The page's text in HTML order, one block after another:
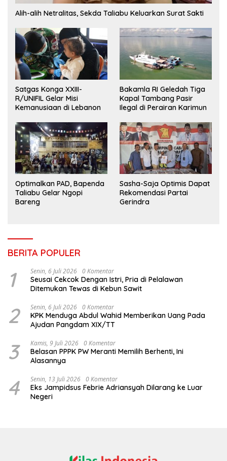
Alih-alih Netralitas, Sekda Taliabu Keluarkan Surat Sakti
Satgas Konga XXIII-
R/UNIFIL Gelar Misi
Kemanusiaan di Lebanon
Bakamla RI Geledah Tiga
Kapal Tambang Pasir
Ilegal di Perairan Karimun
Optimalkan PAD, Bapenda
Taliabu Gelar Ngopi
Bareng
Sasha-Saja Optimis Dapat
Rekomendasi Partai
Gerindra
BERITA POPULER
1 Senin, 6 Juli 2026 0 Komentar
Seusai Cekcok Dengan Istri, Pria di Pelalawan
Ditemukan Tewas di Kebun Sawit
2 Senin, 6 Juli 2026 0 Komentar
KPK Menduga Abdul Wahid Memberikan Uang Pada
Ajudan Pangdam XIX/TT
3 Kamis, 9 Juli 2026 0 Komentar
Belasan PPPK PW Meranti Memilih Berhenti, Ini
Alasannya
4 Senin, 13 Juli 2026 0 Komentar
Eks Jampidsus Febrie Adriansyah Dilarang ke Luar
Negeri